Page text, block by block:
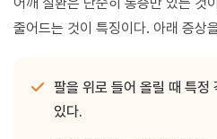
줄어드는 것이 특징이다. 아래 증상
팔을 위로 들어 올릴 때 특정
있다.